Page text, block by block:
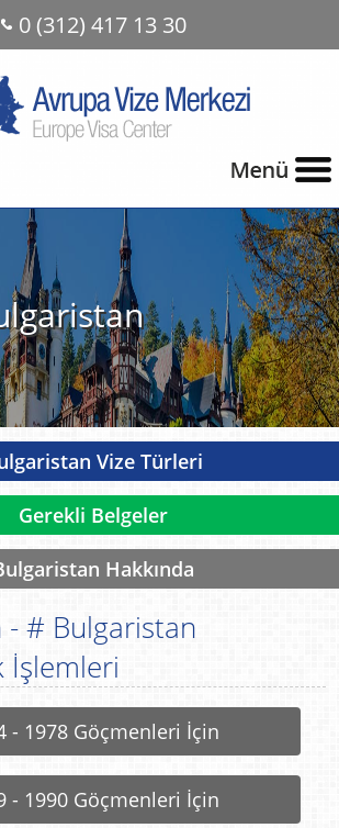
0 (312) 417 13 30
Vize Türleri
Gerekli Belgeler
Hakkında
- # Bulgaristan
İşlemleri
- 1978 Göçmenleri İçin
- 1990 Göçmenleri İçin